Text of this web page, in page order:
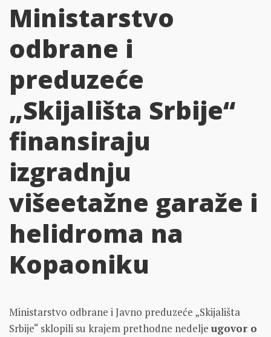
Ministarstvo
odbrane i
preduzeće
„Skijališta Srbije“
finansiraju
izgradnju
višeetažne garaže i
helidroma na
Kopaoniku
Ministarstvo odbrane i Javno preduzeće „Skijališta
Srbije“ sklopili su krajem prethodne nedelje ugovor o